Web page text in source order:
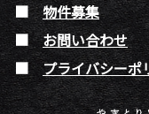
物件募集
お問い合わせ
プライバシーポ